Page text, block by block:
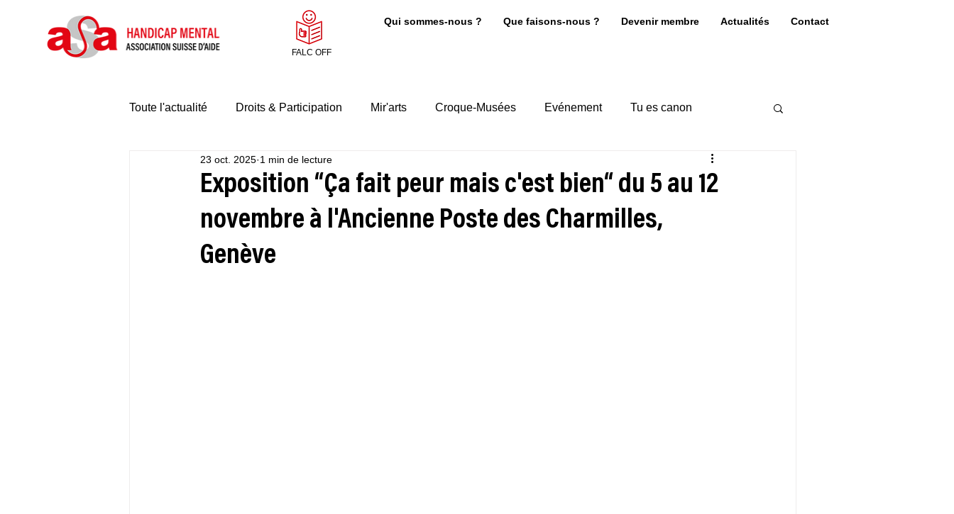
FALC OFF
Qui sommes-nous ? Que faisons-nous ? Devenir membre Actualités Contact
Toute l'actualité Droits & Participation Mir'arts Croque-Musées Evénement Tu es canon
Exposition “Ça fait peur mais c'est bien“ du 5 au 12
novembre à l'Ancienne Poste des Charmilles,
Genève
23 oct. 2025 1 min de lecture